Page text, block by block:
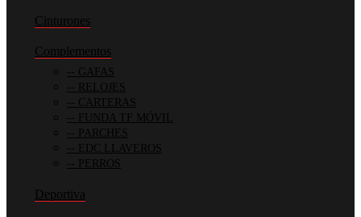
Cinturones
Complementos
GAFAS
RELOJES
CARTERAS
FUNDA TF MÓVIL
PARCHES
EDC LLAVEROS
PERROS
Deportiva